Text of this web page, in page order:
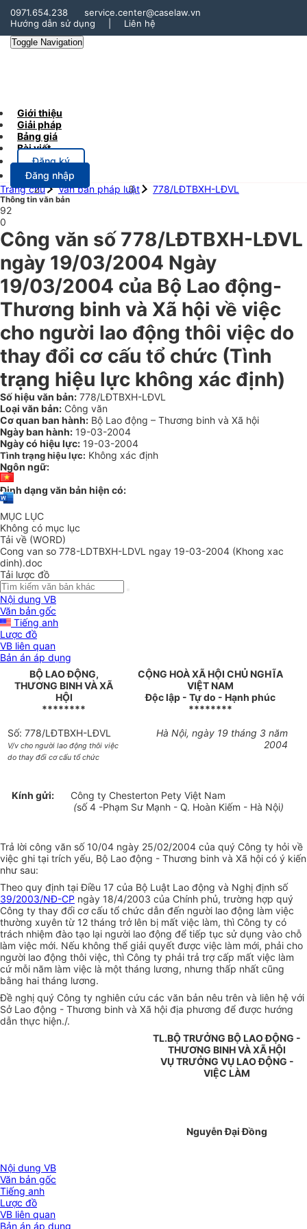
0971.654.238
service.center@caselaw.vn
Hướng dẫn sử dụng
Liên hệ
Toggle Navigation
Giới thiệu
Giải pháp
Bảng giá
Bài viết
Đăng ký
Đăng nhập
Trang chủ
Văn bản pháp luật 778/LĐTBXH-LĐVL
Thông tin văn bản
92
0
Công văn số 778/LĐTBXH-LĐVL
ngày 19/03/2004 Ngày
19/03/2004 của Bộ Lao động-
Thương binh và Xã hội về việc
cho người lao động thôi việc do
thay đổi cơ cấu tổ chức (Tình
trạng hiệu lực không xác định)
Số hiệu văn bản: 778/LĐTBXH-LĐVL
Loại văn bản: Công văn
Cơ quan ban hành: Bộ Lao động – Thương binh và Xã hội
Ngày ban hành: 19-03-2004
Ngày có hiệu lực: 19-03-2004
Tình trạng hiệu lực: Không xác định
Ngôn ngữ:
Định dạng văn bản hiện có:
MỤC LỤC
Không có mục lục
Tải về (WORD)
Cong van so 778-LDTBXH-LDVL ngay 19-03-2004 (Khong xac
dinh).doc
Tải lược đồ
Nội dung VB
Văn bản gốc
Tiếng anh
Lược đồ
VB liên quan
Bản án áp dụng
BỘ LAO ĐỘNG,
THƯƠNG BINH VÀ XÃ
HỘI
********
CỘNG HOÀ XÃ HỘI CHỦ NGHĨA
VIỆT NAM
Độc lập - Tự do - Hạnh phúc
********
Số: 778/LĐTBXH-LĐVL
V/v cho người lao động thôi việc
do thay đổi cơ cấu tổ chức
Hà Nội, ngày 19 tháng 3 năm
2004
Kính gửi:
Công ty Chesterton Pety Việt Nam
(số 4 -Phạm Sư Mạnh - Q. Hoàn Kiếm - Hà Nội)
Trả lời công văn số 10/04 ngày 25/02/2004 của quý Công ty hỏi về
việc ghi tại trích yếu, Bộ Lao động - Thương binh và Xã hội có ý kiến
như sau:
Theo quy định tại Điều 17 của Bộ Luật Lao động và Nghị định số
39/2003/NĐ-CP ngày 18/4/2003 của Chính phủ, trường hợp quý
Công ty thay đổi cơ cấu tổ chức dẫn đến người lao động làm việc
thường xuyên từ 12 tháng trở lên bị mất việc làm, thì Công ty có
trách nhiệm đào tạo lại người lao động để tiếp tục sử dụng vào chỗ
làm việc mới. Nếu không thể giải quyết được việc làm mới, phải cho
người lao động thôi việc, thì Công ty phải trả trợ cấp mất việc làm
cứ mỗi năm làm việc là một tháng lương, nhưng thấp nhất cũng
bằng hai tháng lương.
Đề nghị quý Công ty nghiên cứu các văn bản nêu trên và liên hệ với
Sở Lao động - Thương binh và Xã hội địa phương để được hướng
dẫn thực hiện./.
TL.BỘ TRƯỞNG BỘ LAO ĐỘNG -
THƯƠNG BINH VÀ XÃ HỘI
VỤ TRƯỞNG VỤ LAO ĐỘNG -
VIỆC LÀM
Nguyễn Đại Đồng
Nội dung VB
Văn bản gốc
Tiếng anh
Lược đồ
VB liên quan
Bản án áp dụng